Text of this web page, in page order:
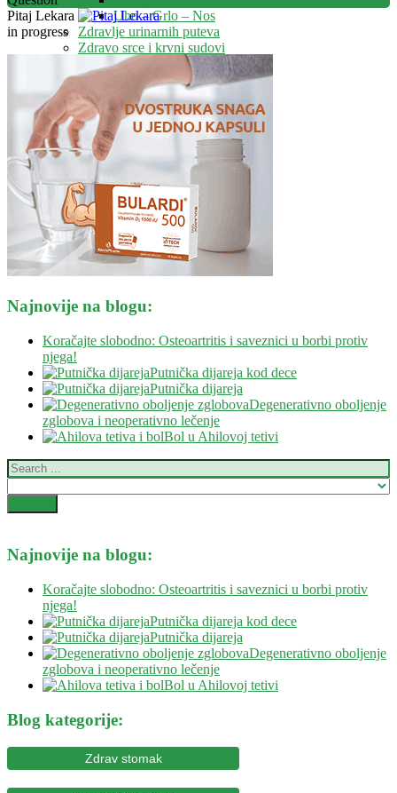
Uho – Grlo – Nos
Zdravlje urinarnih puteva
Zdravo srce i krvni sudovi
Zdravo dete
Ekcem
Imunitet
Odojčad
Zdravo mršavljenje
Zdravlje nervnog sistema
Vitamini i minerali
Ostalo
Blog
Kontakt
Savetovalište
Pitaj Lekara
in progress
Najnovije na blogu:
Koračajte slobodno: Osteoartritis i saveznici u borbi protiv
njega!
Putnička dijareja kod dece
Putnička dijareja
Degenerativno oboljenje
zglobova i neoperativno lečenje
Bol u Ahilovoj tetivi
Najnovije na blogu:
Koračajte slobodno: Osteoartritis i saveznici u borbi protiv
njega!
Putnička dijareja kod dece
Putnička dijareja
Degenerativno oboljenje
zglobova i neoperativno lečenje
Bol u Ahilovoj tetivi
Blog kategorije:
Zdrav stomak